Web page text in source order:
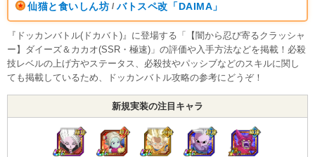
仙猫と食いしん坊 / バトスペ改「DAIMA」
『ドッカンバトル(ドカバト)』に登場する「【闇から忍び寄るクラッシャ
ー】ダイーズ＆カカオ(SSR・極速)」の評価や入手方法などを掲載！必殺
技レベルの上げ方やステータス、必殺技やパッシブなどのスキルに関し
ても掲載しているため、ドッカンバトル攻略の参考にどうぞ！
新規実装の注目キャラ